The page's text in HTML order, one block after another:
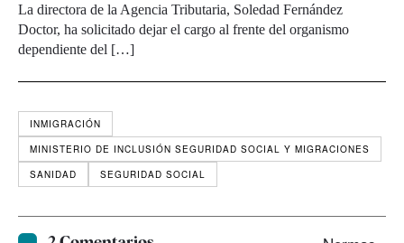
La directora de la Agencia Tributaria, Soledad Fernández
Doctor, ha solicitado dejar el cargo al frente del organismo
dependiente del […]
INMIGRACIÓN
MINISTERIO DE INCLUSIÓN SEGURIDAD SOCIAL Y MIGRACIONES
SANIDAD
SEGURIDAD SOCIAL